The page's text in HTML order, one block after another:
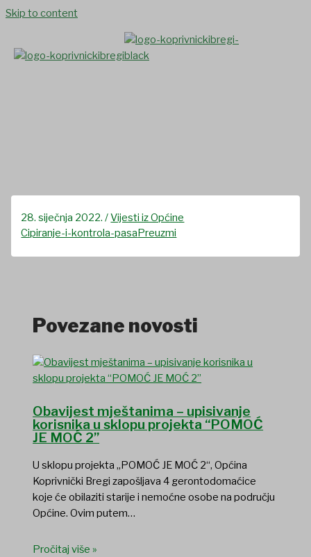
Skip to content
28. siječnja 2022./Vijesti iz Općine
Cipiranje-i-kontrola-pasaPreuzmi
Povezane novosti
Obavijest mještanima – upisivanje
korisnika u sklopu projekta “POMOĆ
JE MOĆ 2”
U sklopu projekta „POMOĆ JE MOĆ 2“, Općina
Koprivnički Bregi zapošljava 4 gerontodomaćice
koje će obilaziti starije i nemoćne osobe na području
Općine. Ovim putem…
Pročitaj više »